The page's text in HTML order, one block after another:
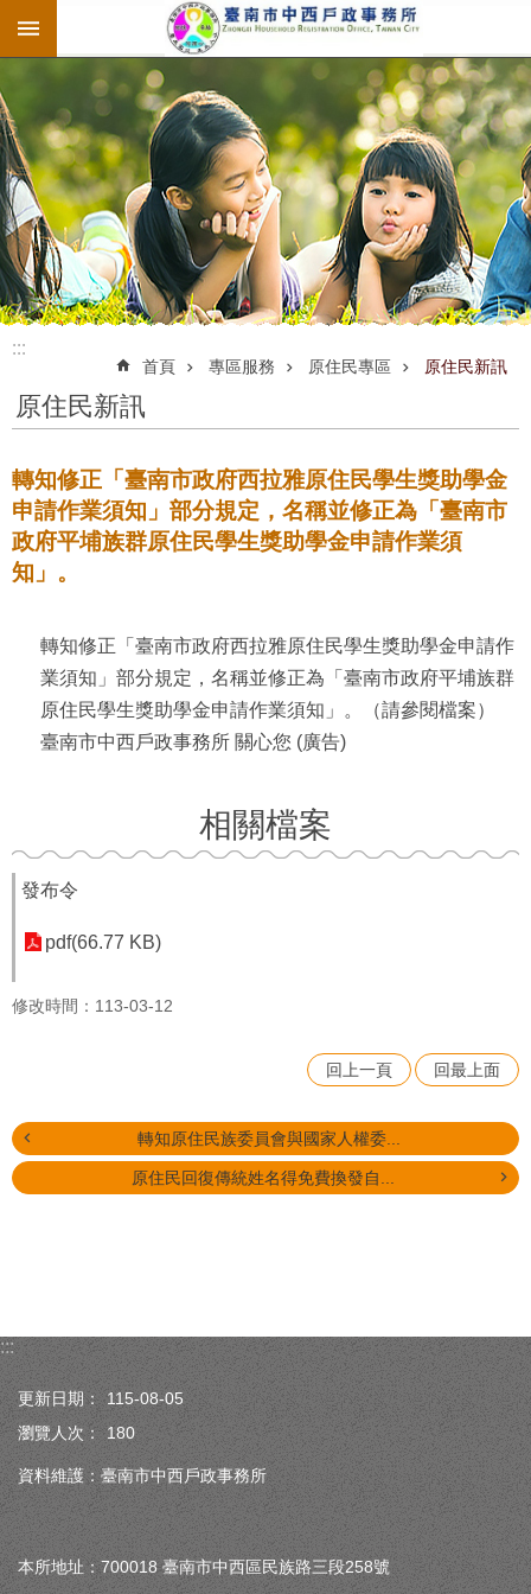
跳到主要內容區塊
:::
:::
首頁 專區服務 原住民專區 原住民新訊
原住民新訊
轉知修正「臺南市政府西拉雅原住民學生獎助學金
申請作業須知」部分規定，名稱並修正為「臺南市
政府平埔族群原住民學生獎助學金申請作業須
知」。
轉知修正「臺南市政府西拉雅原住民學生獎助學金申請作
業須知」部分規定，名稱並修正為「臺南市政府平埔族群
原住民學生獎助學金申請作業須知」。（請參閱檔案）
臺南市中西戶政事務所 關心您 (廣告)
相關檔案
發布令
pdf(66.77 KB)
修改時間：113-03-12
回上一頁 回最上面
轉知原住民族委員會與國家人權委...
原住民回復傳統姓名得免費換發自...
:::
更新日期：
115-08-05
瀏覽人次：
180
資料維護：臺南市中西戶政事務所
本所地址：700018 臺南市中西區民族路三段258號